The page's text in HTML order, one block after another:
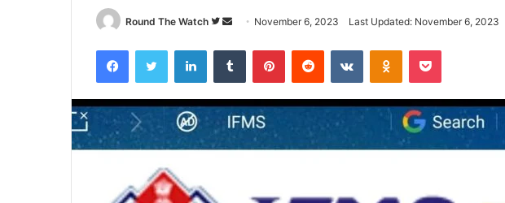
Round The Watch
Follow
Twitter
Send November 6, 2023 Last Updated: November 6, 2023
FacebookTwitter LinkedInTumblr PinterestReddit VKontakteOdnoklassniki
Pocket